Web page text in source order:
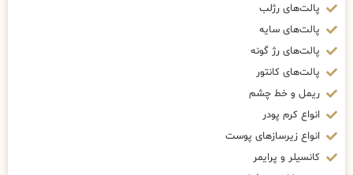
پالت‌های رژلب
پالت‌های سایه
پالت‌های رژ گونه
پالت‌های کانتور
ریمل و خط چشم
انواع کرم پودر
انواع زیرسازهای پوست
کانسیلر و پرایمر